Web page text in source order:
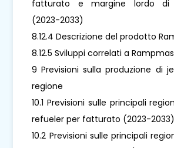
fatturato e margine lordo di
(2023-2033)
8.12.4 Descrizione del prodotto
8.12.5 Sviluppi correlati a
9 Previsioni sulla produzione di
regione
10.1 Previsioni sulle principali
refueler per fatturato (2023-2033)
10.2 Previsioni sulle principali